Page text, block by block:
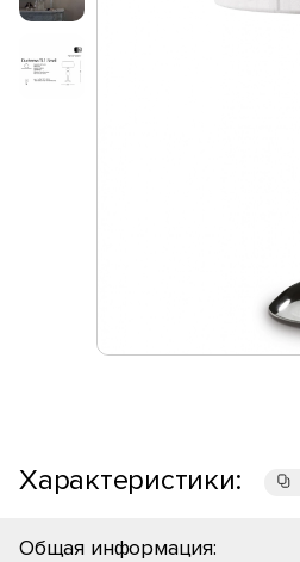
Характеристики:
Общая информация: